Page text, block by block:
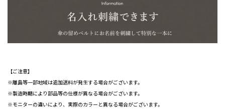
【ご注意】
※離島等一部地域は追加送料が発生する場合がございます。
※製造時期により部品等の仕様が異なる場合がございます。
※モニターの違いにより、実際のカラーと異なる場合がございます。